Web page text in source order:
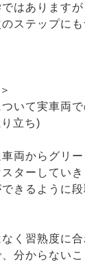
はあります
ステップに
いて実車両
立ち)
両からグリ
ターしてい
きるように
く習熟度に
分からない